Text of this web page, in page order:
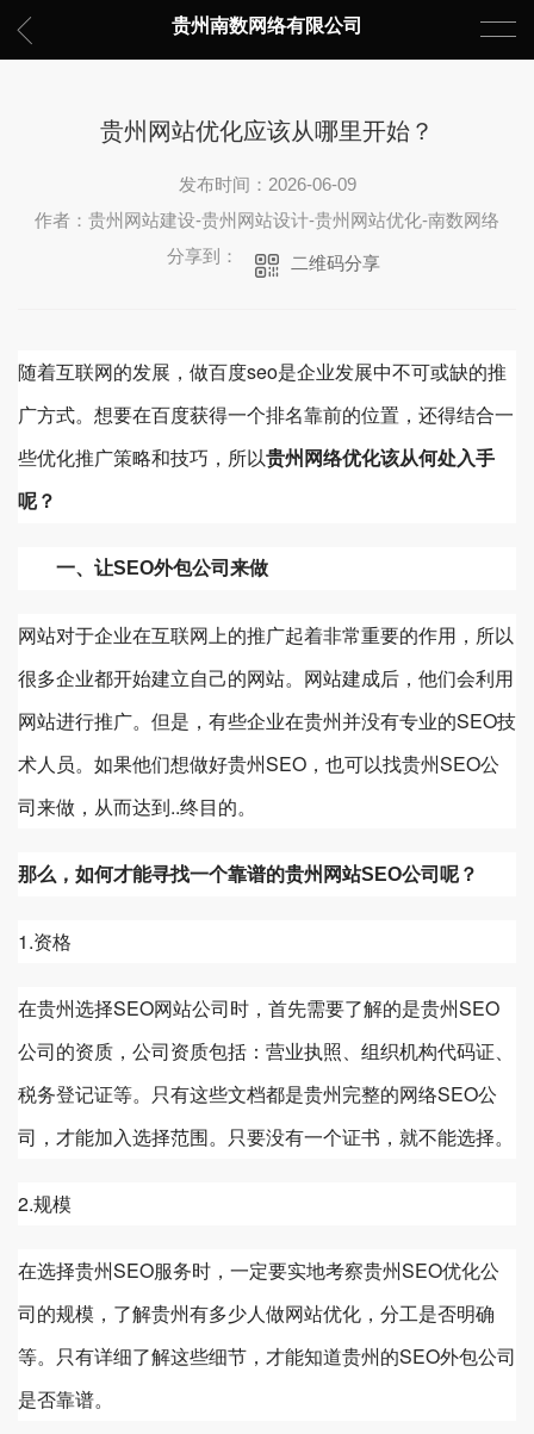
贵州南数网络有限公司
贵州网站优化应该从哪里开始？
发布时间：2026-06-09
作者：贵州网站建设-贵州网站设计-贵州网站优化-南数网络
分享到：
二维码分享
随着互联网的发展，做百度seo是企业发展中不可或缺的推
广方式。想要在百度获得一个排名靠前的位置，还得结合一
些优化推广策略和技巧，所以贵州网络优化该从何处入手
呢？
一、让SEO外包公司来做
网站对于企业在互联网上的推广起着非常重要的作用，所以
很多企业都开始建立自己的网站。网站建成后，他们会利用
网站进行推广。但是，有些企业在贵州并没有专业的SEO技
术人员。如果他们想做好贵州SEO，也可以找贵州SEO公
司来做，从而达到..终目的。
那么，如何才能寻找一个靠谱的贵州 网站SEO公司呢？
1.资格
在贵州选择SEO网站公司时，首先需要了解的是贵州SEO
公司的资质，公司资质包括：营业执照、组织机构代码证、
税务登记证等。只有这些文档都是贵州完整的网络SEO公
司，才能加入选择范围。只要没有一个证书，就不能选择。
2.规模
在选择贵州SEO服务时，一定要实地考察贵州SEO优化公
司的规模，了解贵州有多少人做网站优化，分工是否明确
等。只有详细了解这些细节，才能知道贵州的SEO外包公司
是否靠谱。